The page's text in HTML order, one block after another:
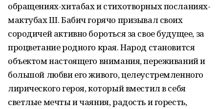
обращениях-хитабах и стихотворных посланиях-
мактубах Ш. Бабич горячо призывал своих
сородичей активно бороться за свое будущее, за
процветание родного края. Народ становится
объектом настоящего внимания, переживаний и
большой любви его живого, целе­устремленного
лирического героя, который вместил в себя
светлые мечты и чаяния, радость и горесть,